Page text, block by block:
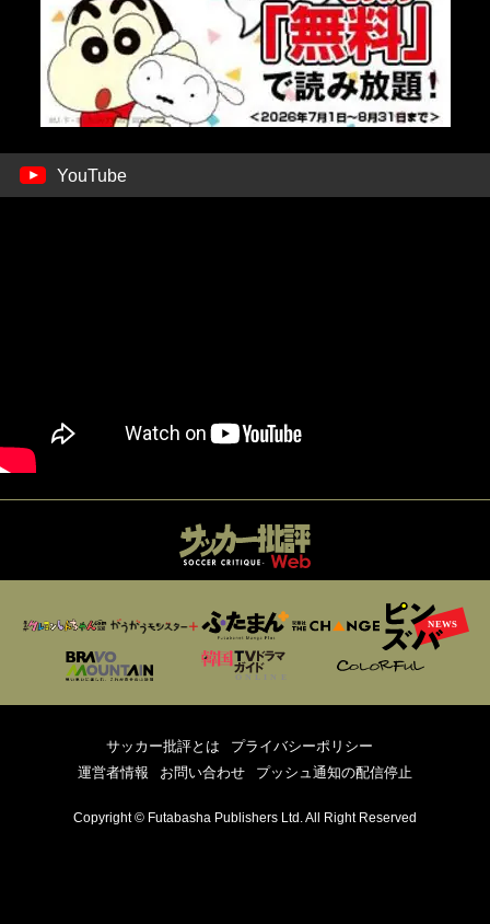
YouTube
サッカー批評とは
プライバシーポリシー
運営者情報
お問い合わせ プッシュ通知の配信停止
Copyright © Futabasha Publishers Ltd. All Right Reserved